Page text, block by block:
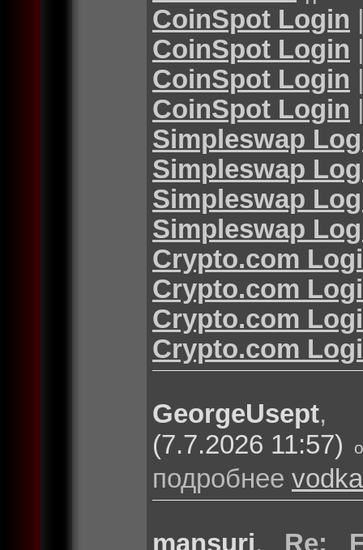
CoinSpot Login
CoinSpot Login
CoinSpot Login
CoinSpot Login
Simpleswap
Simpleswap
Simpleswap
Simpleswap
Crypto.com
Crypto.com
Crypto.com
Crypto.com
GeorgeUsept
(7.7.2026 11:57)
подробнее
mansuri, Re: